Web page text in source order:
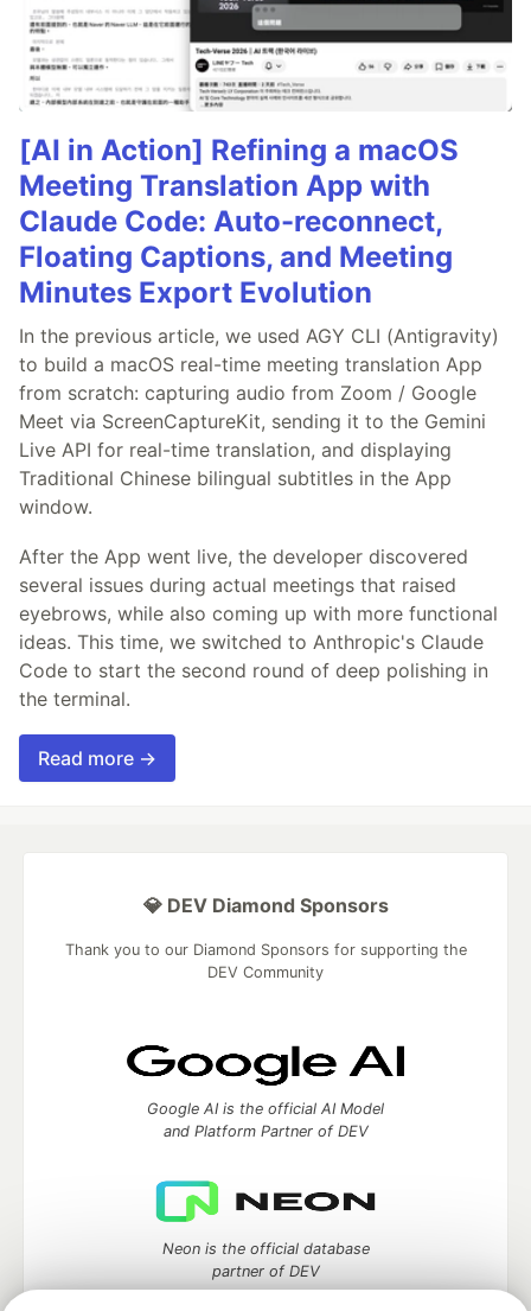
[AI in Action] Refining a macOS
Meeting Translation App with
Claude Code: Auto-reconnect,
Floating Captions, and Meeting
Minutes Export Evolution
In the previous article, we used AGY CLI (Antigravity)
to build a macOS real-time meeting translation App
from scratch: capturing audio from Zoom / Google
Meet via ScreenCaptureKit, sending it to the Gemini
Live API for real-time translation, and displaying
Traditional Chinese bilingual subtitles in the App
window.
After the App went live, the developer discovered
several issues during actual meetings that raised
eyebrows, while also coming up with more functional
ideas. This time, we switched to Anthropic's Claude
Code to start the second round of deep polishing in
the terminal.
Read more →
💎 DEV Diamond Sponsors
Thank you to our Diamond Sponsors for supporting the
DEV Community
Google AI is the official AI Model
and Platform Partner of DEV
Neon is the official database
partner of DEV